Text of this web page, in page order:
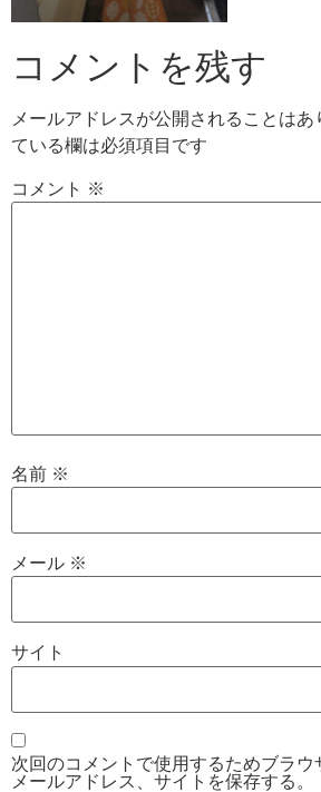
コメントを残す
メールアドレスが公開されることはあ
ている欄は必須項目です
コメント ※
名前 ※
メール ※
サイト
次回のコメントで使用するためブラウ
メールアドレス、サイトを保存する。